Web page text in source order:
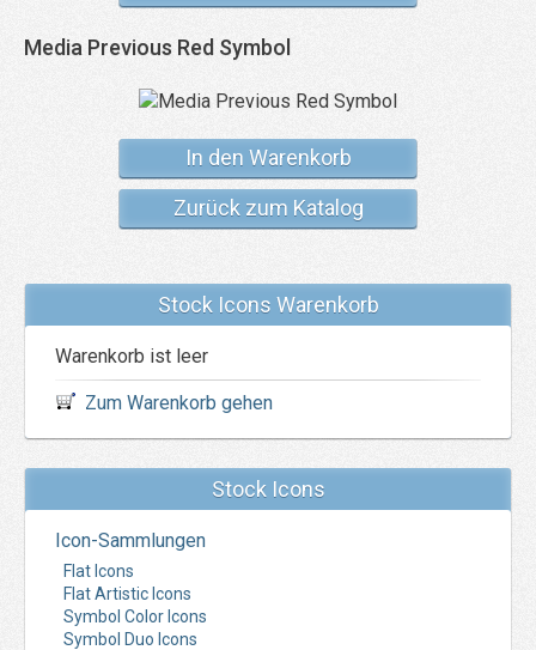
Media Previous Red Symbol
In den Warenkorb
Zurück zum Katalog
Stock Icons Warenkorb
Warenkorb ist leer
Zum Warenkorb gehen
Stock Icons
Icon-Sammlungen
Flat Icons
Flat Artistic Icons
Symbol Color Icons
Symbol Duo Icons